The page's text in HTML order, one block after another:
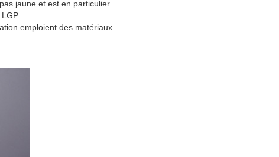
jaune et est en particulier
emploient des matériaux